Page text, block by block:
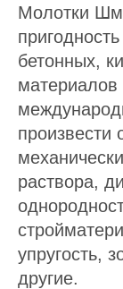
Молотки
бетонных,
произвести
раствора,
упругость,
другие.